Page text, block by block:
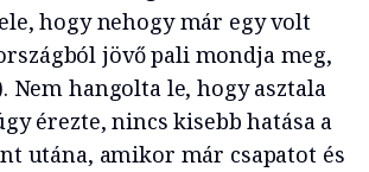
hogy nehogy már egy volt
jövő pali mondja meg,
Nem hangolta le, hogy asztala
érezte, nincs kisebb hatása a
utána, amikor már csapatot és